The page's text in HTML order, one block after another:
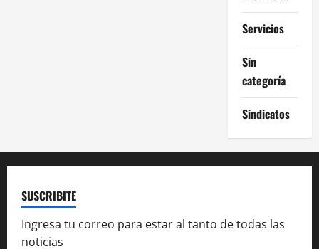
Servicios
Sin
categoría
Sindicatos
SUSCRIBITE
Ingresa tu correo para estar al tanto de todas las
noticias